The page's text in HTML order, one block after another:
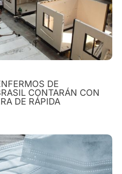
DE
CONTARÁN CON
DE RÁPIDA